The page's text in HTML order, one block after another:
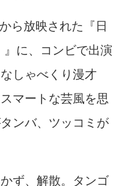
ら放映された『日
に、コンビで出演
しゃべくり漫才
マートな芸風を思
ンバ、ツッコミが
ず、解散。タンゴ